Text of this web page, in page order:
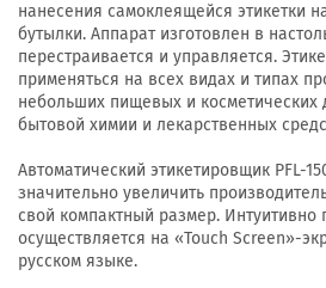
нанесения самоклеящейся этикетки
бутылки. Аппарат изготовлен в
перестраивается и управляется.
применяться на всех видах и типах
небольших пищевых и косметических
бытовой химии и лекарственных
Автоматический этикетировщик PFL-
значительно увеличить
свой компактный размер. Интуитивно
осуществляется на «Touch Screen»-
русском языке.